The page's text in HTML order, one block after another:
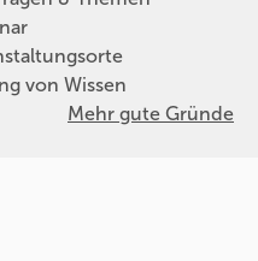
von Wissen
Mehr gute Gründe